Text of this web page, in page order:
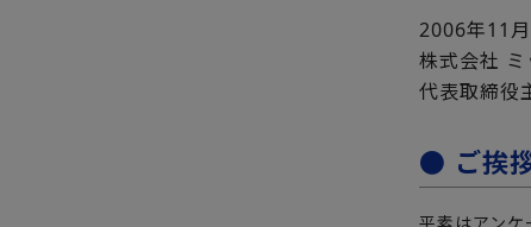
2006年11月
株式会社
代表取締
● ご挨